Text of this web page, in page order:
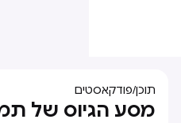
תוכן/פודקאסטים
מסע הגיוס של